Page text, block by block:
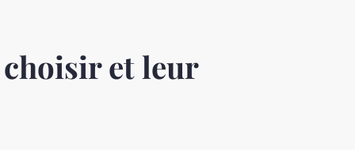
choisir et leur